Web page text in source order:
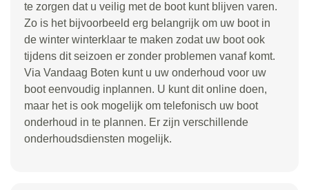
te zorgen dat u veilig met de boot kunt blijven varen.
Zo is het bijvoorbeeld erg belangrijk om uw boot in
de winter winterklaar te maken zodat uw boot ook
tijdens dit seizoen er zonder problemen vanaf komt.
Via Vandaag Boten kunt u uw onderhoud voor uw
boot eenvoudig inplannen. U kunt dit online doen,
maar het is ook mogelijk om telefonisch uw boot
onderhoud in te plannen. Er zijn verschillende
onderhoudsdiensten mogelijk.